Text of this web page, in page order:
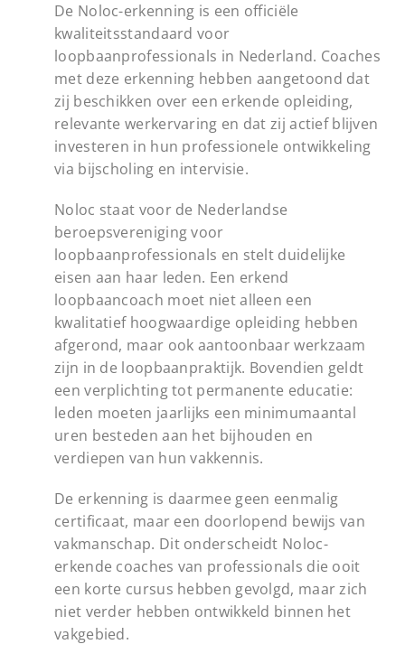
De Noloc-erkenning is een officiële
kwaliteitsstandaard voor
loopbaanprofessionals in Nederland. Coaches
met deze erkenning hebben aangetoond dat
zij beschikken over een erkende opleiding,
relevante werkervaring en dat zij actief blijven
investeren in hun professionele ontwikkeling
via bijscholing en intervisie.
Noloc staat voor de Nederlandse
beroepsvereniging voor
loopbaanprofessionals en stelt duidelijke
eisen aan haar leden. Een erkend
loopbaancoach moet niet alleen een
kwalitatief hoogwaardige opleiding hebben
afgerond, maar ook aantoonbaar werkzaam
zijn in de loopbaanpraktijk. Bovendien geldt
een verplichting tot permanente educatie:
leden moeten jaarlijks een minimumaantal
uren besteden aan het bijhouden en
verdiepen van hun vakkennis.
De erkenning is daarmee geen eenmalig
certificaat, maar een doorlopend bewijs van
vakmanschap. Dit onderscheidt Noloc-
erkende coaches van professionals die ooit
een korte cursus hebben gevolgd, maar zich
niet verder hebben ontwikkeld binnen het
vakgebied.